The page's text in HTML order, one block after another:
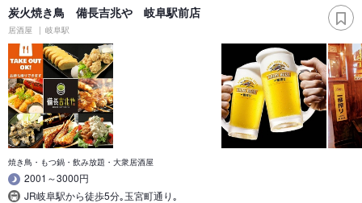
炭火焼き鳥 備長吉兆や 岐阜駅前店
居酒屋 岐阜駅
焼き鳥・もつ鍋・飲み放題・大衆居酒屋
2001～3000円
JR岐阜駅から徒歩5分｡玉宮町通り｡